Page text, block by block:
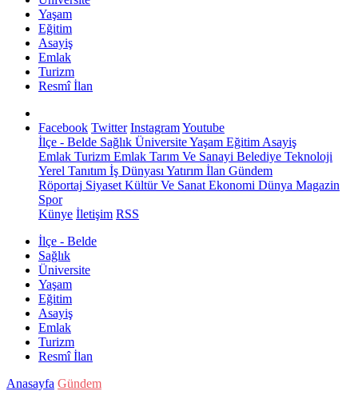
Yaşam
Eğitim
Asayiş
Emlak
Turizm
Resmî İlan
Facebook Twitter InstagramYoutube
İlçe - Belde Sağlık ÜniversiteYaşam Eğitim Asayiş
Emlak Turizm Emlak Tarım Ve Sanayi Belediye Teknoloji
Yerel Tanıtım İş Dünyası Yatırım İlan Gündem
Röportaj Siyaset Kültür Ve Sanat Ekonomi Dünya Magazin
Spor
Künye İletişim RSS
İlçe - Belde
Sağlık
Üniversite
Yaşam
Eğitim
Asayiş
Emlak
Turizm
Resmî İlan
Anasayfa Gündem